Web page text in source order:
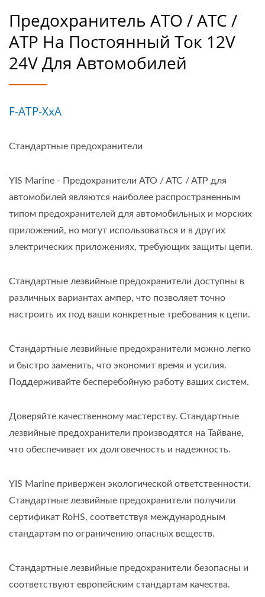
Предохранитель ATO / ATC /
ATP На Постоянный Ток 12V
24V Для Автомобилей
F-ATP-XxA
Стандартные предохранители
YIS Marine - Предохранители ATO / ATC / ATP для
автомобилей являются наиболее распространенным
типом предохранителей для автомобильных и морских
приложений, но могут использоваться и в других
электрических приложениях, требующих защиты цепи.
Стандартные лезвийные предохранители доступны в
различных вариантах ампер, что позволяет точно
настроить их под ваши конкретные требования к цепи.
Стандартные лезвийные предохранители можно легко
и быстро заменить, что экономит время и усилия.
Поддерживайте бесперебойную работу ваших систем.
Доверяйте качественному мастерству. Стандартные
лезвийные предохранители производятся на Тайване,
что обеспечивает их долговечность и надежность.
YIS Marine привержен экологической ответственности.
Стандартные лезвийные предохранители получили
сертификат RoHS, соответствуя международным
стандартам по ограничению опасных веществ.
Стандартные лезвийные предохранители безопасны и
соответствуют европейским стандартам качества.